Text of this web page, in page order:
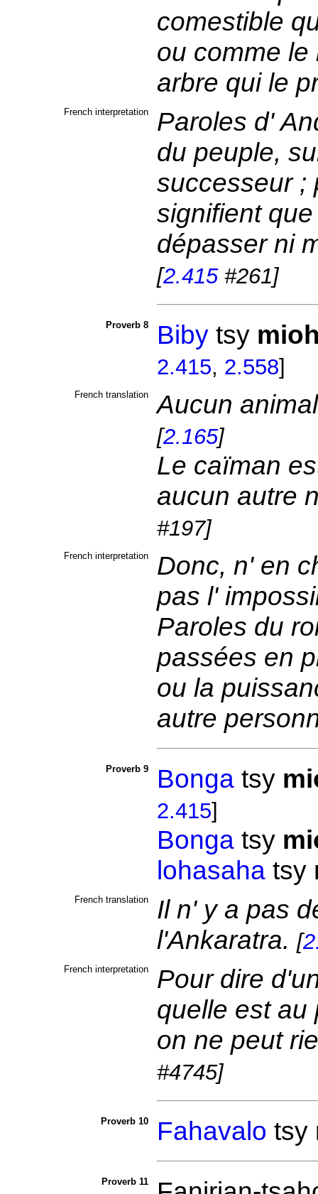
comestible
ou comme le
arbre qui le
French interpretation
Paroles d'
du peuple,
successeur ;
signifient
dépasser ni
[2.415#261]
Proverb 8 Bibytsy
2.415, 2.558]
French translation Aucun
[2.165]
Le caïman
aucun autre
#197]
French interpretation
Donc, n' en
pas l'
Paroles du
passées en
ou la
autre
Proverb 9 Bongatsy
2.415]
Bongatsy
lohasahatsy
French translation
Il n' y a pas
l'Ankaratra. [
French interpretation
Pour dire
quelle est au
on ne peut
#4745]
Proverb 10 Fahavalo tsy
Proverb 11